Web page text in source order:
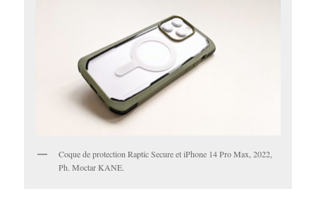
Coque de protection Raptic Secure et iPhone 14 Pro Max, 2022,
Ph. Moctar KANE.